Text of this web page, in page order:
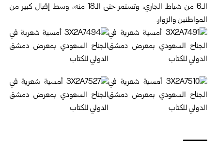
الـ6 من شباط الجاري، وتستمر حتى الـ18 منه، وسط إقبال كبير من
المواطنين والزوار.